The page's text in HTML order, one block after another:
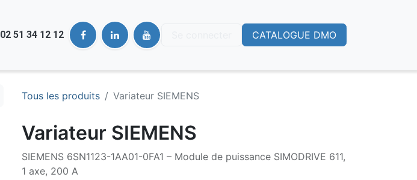
02 51​ 34 12 12 CATALOGUE DMO
Tous les produits Variateur SIEMENS
Variateur SIEMENS
SIEMENS 6SN1123-1AA01-0FA1 – Module de puissance SIMODRIVE 611,
1 axe, 200 A